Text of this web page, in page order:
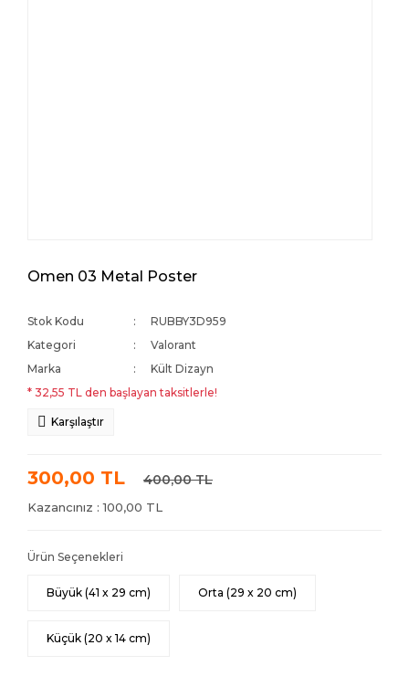
Omen 03 Metal Poster
Stok Kodu
RUBBY3D959
Kategori
Valorant
Marka
Kült Dizayn
* 32,55 TL den başlayan taksitlerle!
Karşılaştır
300,00 TL 400,00 TL
Kazancınız : 100,00 TL
Ürün Seçenekleri
Büyük (41 x 29 cm) Orta (29 x 20 cm)
Küçük (20 x 14 cm)